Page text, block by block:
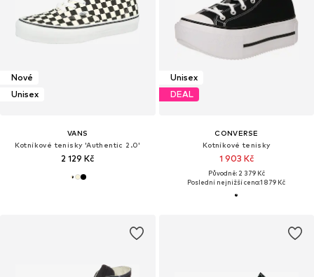
Nové
Unisex
VANS
Kotníkové tenisky 'Authentic 2.0'
2 129 Kč
Unisex
DEAL
CONVERSE
Kotníkové tenisky
1 903 Kč
Původně: 2 379 Kč
Poslední nejnižší cena:1 879 Kč